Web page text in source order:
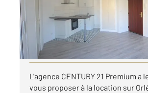
Appartement F2 à louer
600,33 €
par mois charges comprises
Visiter le site dédié
L'agence CENTURY 21 Premium a
vous proposer à la location sur